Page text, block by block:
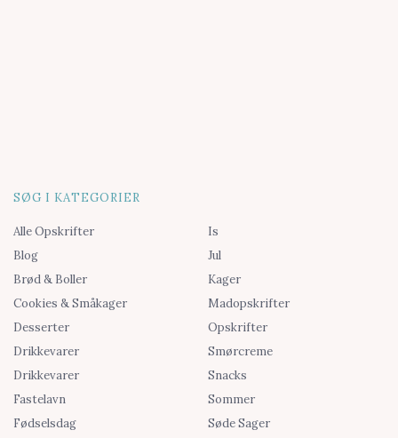
SØG I KATEGORIER
Alle Opskrifter
Blog
Brød & Boller
Cookies & Småkager
Desserter
Drikkevarer
Drikkevarer
Fastelavn
Fødselsdag
Is
Jul
Kager
Madopskrifter
Opskrifter
Smørcreme
Snacks
Sommer
Søde Sager